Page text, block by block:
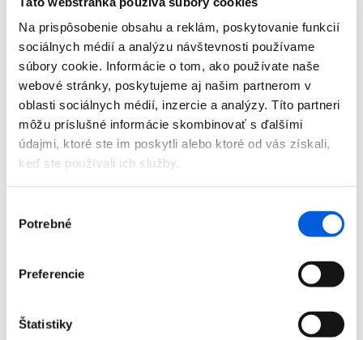
Na prispôsobenie obsahu a reklám, poskytovanie funkcií
sociálnych médií a analýzu návštevnosti používame
súbory cookie. Informácie o tom, ako používate naše
webové stránky, poskytujeme aj našim partnerom v
oblasti sociálnych médií, inzercie a analýzy. Títo partneri
môžu príslušné informácie skombinovať s ďalšími
údajmi, ktoré ste im poskytli alebo ktoré od vás získali,
keď ste používali ich služby.
súhlasu
Potrebné
Preferencie
Štatistiky
Doplnky
Výpredaj
Predajne
O nás
Kontakt
Detail produktu
Domov
Produkty
Dámska móda
Pulóver dámsky - Joseph Ribkoff
Produkty